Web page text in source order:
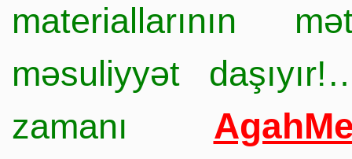
materiallarının
məsuliyyət
zamanı